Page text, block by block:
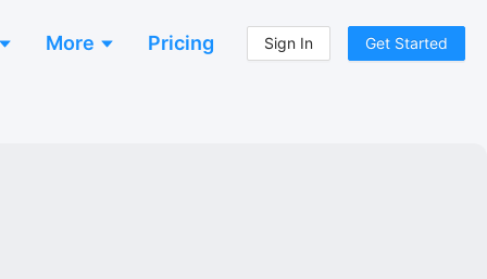
More Pricing Sign In Get Started